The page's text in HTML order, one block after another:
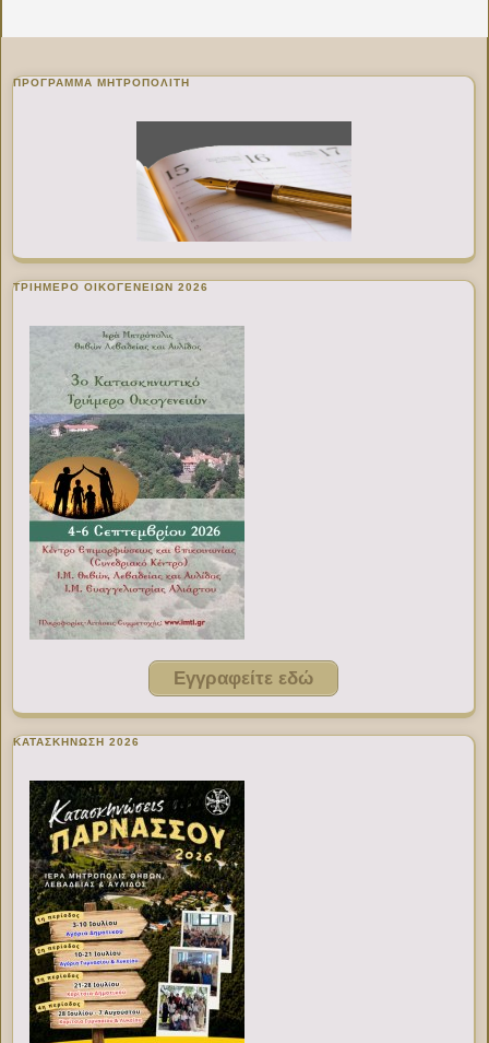
ΠΡΌΓΡΑΜΜΑ ΜΗΤΡΟΠΟΛΊΤΗ
ΤΡΙΗΜΕΡΟ ΟΙΚΟΓΕΝΕΙΩΝ 2026
Εγγραφείτε εδώ
ΚΑΤΑΣΚΗΝΩΣΗ 2026